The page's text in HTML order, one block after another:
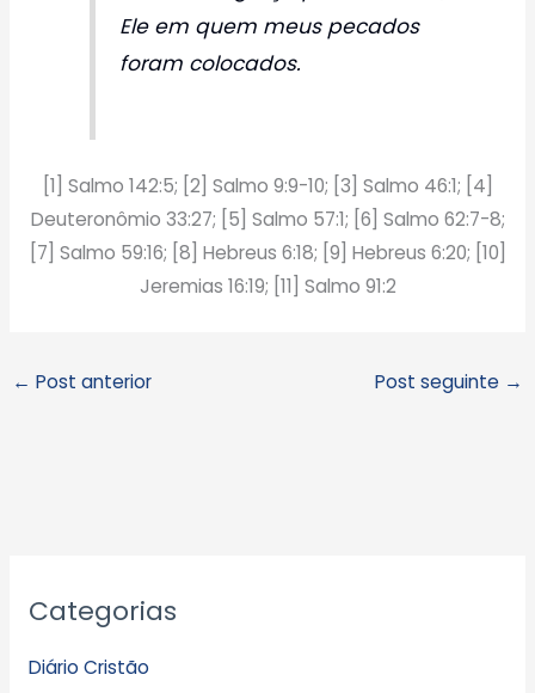
Ele em quem meus pecados
foram colocados.
[1] Salmo 142:5; [2] Salmo 9:9-10; [3] Salmo 46:1; [4]
Deuteronômio 33:27; [5] Salmo 57:1; [6] Salmo 62:7-8;
[7] Salmo 59:16; [8] Hebreus 6:18; [9] Hebreus 6:20; [10]
Jeremias 16:19; [11] Salmo 91:2
← Post anterior Post seguinte →
Categorias
Diário Cristão
r